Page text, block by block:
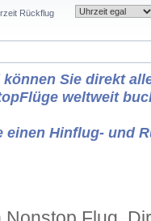
Rückflug
Sie direkt
weltweit
einen Hinflug- und